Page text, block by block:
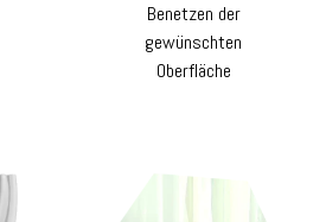
Benetzen der
gewünschten
Oberfläche